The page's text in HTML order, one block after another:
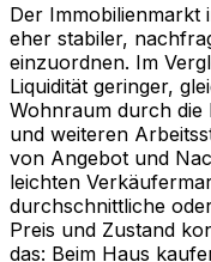
Der Immobilienmarkt
eher stabiler,
einzuordnen. Im
Liquidität geringer,
Wohnraum durch die
und weiteren
von Angebot und
leichten
durchschnittliche
Preis und Zustand
das: Beim Haus